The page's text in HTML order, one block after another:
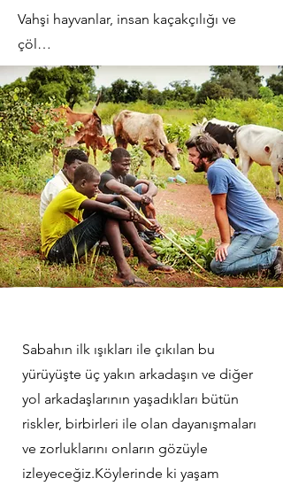
Vahşi hayvanlar, insan kaçakçılığı ve
çöl…
Sabahın ilk ışıkları ile çıkılan bu
yürüyüşte üç yakın arkadaşın ve diğer
yol arkadaşlarının yaşadıkları bütün
riskler, birbirleri ile olan dayanışmaları
ve zorluklarını onların gözüyle
izleyeceğiz.Köylerinde ki yaşam